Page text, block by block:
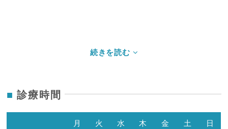
診療時間
月 火 水 木 金 土 日